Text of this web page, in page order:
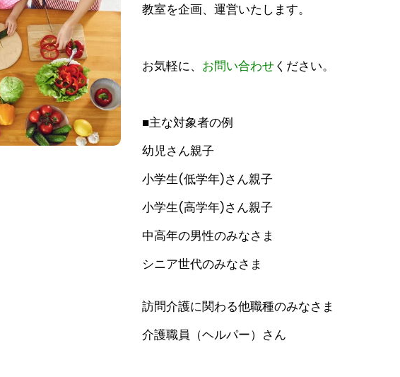
教室を企画、運営いたします。
お気軽に、 お問い合わせください。
■主な対象者の例
幼児さん親子
小学生(低学年)さん親子
小学生(高学年)さん親子
中高年の男性のみなさま
シニア世代のみなさま
訪問介護に関わる他職種のみなさま
介護職員（ヘルパー）さん